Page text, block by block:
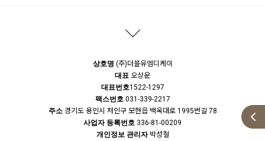
상호명 (주)더블유엠디케이
대표 오상운
대표번호1522-1297
팩스번호031-339-2217
주소경기도 용인시 처인구 모현읍 백옥대로 1995번길 78
사업자 등록번호 336-81-00209
개인정보 관리자박성철